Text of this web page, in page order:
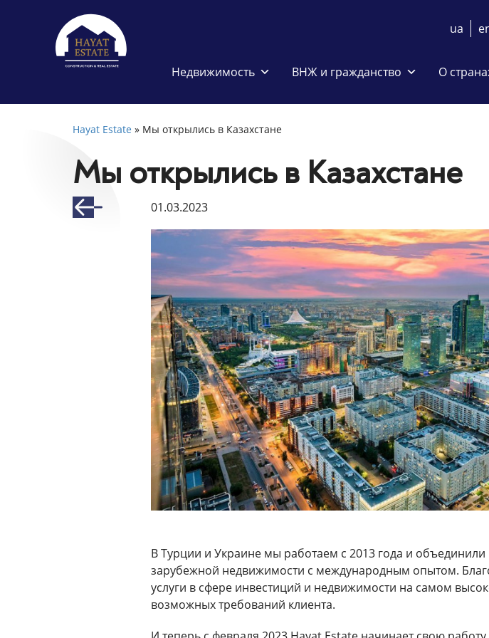
ua
Недвижимость ВНЖ и гражданство О
Hayat Estate » Мы открылись в Казахстане
Мы открылись в Казахстане
01.03.2023
В Турции и Украине мы работаем с 2013 года и объединили
зарубежной недвижимости с международным опытом.
услуги в сфере инвестиций и недвижимости на самом
возможных требований клиента.